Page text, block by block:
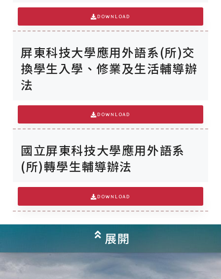
DOWNLOAD
屏東科技大學應用外語系(所)交
換學生入學、修業及生活輔導辦
法
DOWNLOAD
國立屏東科技大學應用外語系
(所)轉學生輔導辦法
DOWNLOAD
展開